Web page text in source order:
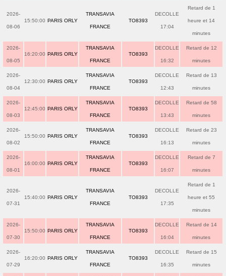
2026-
08-06
15:50:00 PARIS ORLY
TRANSAVIA
FRANCE
TO8393
DECOLLE
17:04
Retard de 1
heure et 14
minutes
2026-
08-05
16:20:00 PARIS ORLY
TRANSAVIA
FRANCE
TO8393
DECOLLE
16:32
Retard de 12
minutes
2026-
08-04
12:30:00 PARIS ORLY
TRANSAVIA
FRANCE
TO8393
DECOLLE
12:43
Retard de 13
minutes
2026-
08-03
12:45:00 PARIS ORLY
TRANSAVIA
FRANCE
TO8393
DECOLLE
13:43
Retard de 58
minutes
2026-
08-02
15:50:00 PARIS ORLY
TRANSAVIA
FRANCE
TO8393
DECOLLE
16:13
Retard de 23
minutes
2026-
08-01
16:00:00 PARIS ORLY
TRANSAVIA
FRANCE
TO8393
DECOLLE
16:07
Retard de 7
minutes
2026-
07-31
15:40:00 PARIS ORLY
TRANSAVIA
FRANCE
TO8393
DECOLLE
17:35
Retard de 1
heure et 55
minutes
2026-
07-30
15:50:00 PARIS ORLY
TRANSAVIA
FRANCE
TO8393
DECOLLE
16:04
Retard de 14
minutes
2026-
07-29
16:20:00 PARIS ORLY
TRANSAVIA
FRANCE
TO8393
DECOLLE
16:35
Retard de 15
minutes